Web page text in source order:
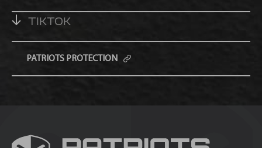
TIKTOK
PATRIOTS PROTECTION